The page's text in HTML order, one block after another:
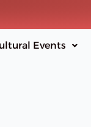
Events